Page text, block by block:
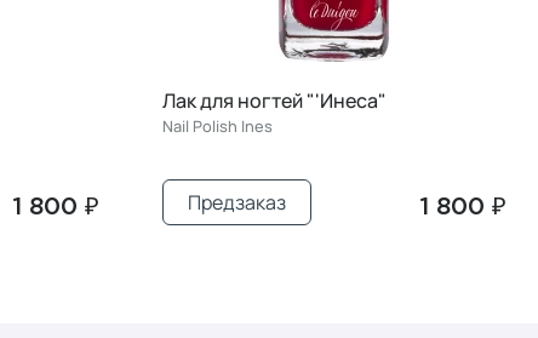
1 800 ₽
Лак для ногтей "'Инеса"
Nail Polish Ines
1 800 ₽
Предзаказ